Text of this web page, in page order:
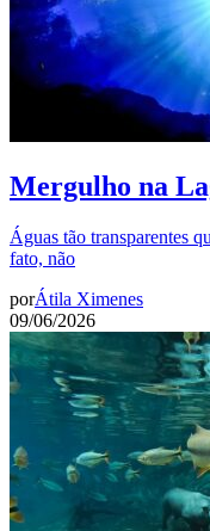
Mergulho na
Águas tão transparentes
fato, não
porÁtila Ximenes
09/06/2026